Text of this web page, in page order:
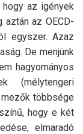
az igények
az OECD-
egyszer. Azaz
De menjünk
hagyományos
(mélytengeri
többsége
hogy e két
elmaradó